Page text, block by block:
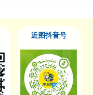
近图抖音号